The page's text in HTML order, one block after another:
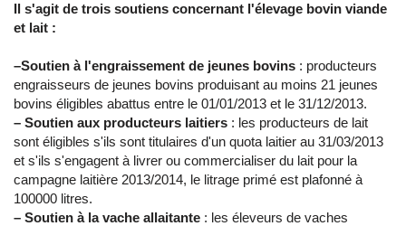
Il s'agit de trois soutiens concernant l'élevage bovin viande
et lait :
–Soutien à l'engraissement de jeunes bovins : producteurs
engraisseurs de jeunes bovins produisant au moins 21 jeunes
bovins éligibles abattus entre le 01/01/2013 et le 31/12/2013.
– Soutien aux producteurs laitiers : les producteurs de lait
sont éligibles s'ils sont titulaires d'un quota laitier au 31/03/2013
et s'ils s'engagent à livrer ou commercialiser du lait pour la
campagne laitière 2013/2014, le litrage primé est plafonné à
100000 litres.
– Soutien à la vache allaitante : les éleveurs de vaches